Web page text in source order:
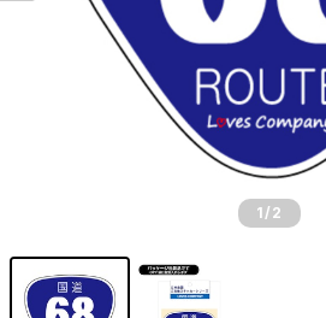
1 /2